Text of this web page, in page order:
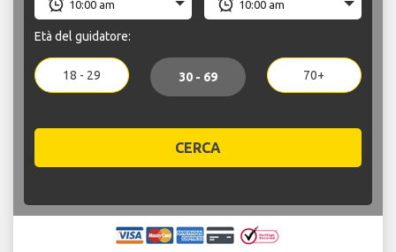
Età del guidatore:
18 - 29 30 - 69 70+
CERCA